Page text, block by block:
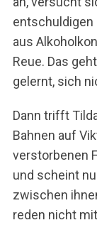
entschuldigen
aus
Reue. Das
gelernt, sich
Dann trifft
Bahnen auf
verstorbenen
und scheint
zwischen
reden nicht